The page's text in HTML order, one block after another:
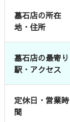
墓石店の所在
地・住所
墓石店の最寄り
駅・アクセス
定休日・営業時
間